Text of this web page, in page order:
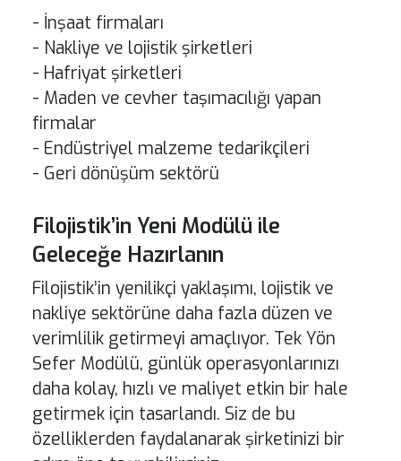
- İnşaat firmaları
- Nakliye ve lojistik şirketleri
- Hafriyat şirketleri
- Maden ve cevher taşımacılığı yapan
firmalar
- Endüstriyel malzeme tedarikçileri
- Geri dönüşüm sektörü
Filojistik’in Yeni Modülü ile
Geleceğe Hazırlanın
Filojistik’in yenilikçi yaklaşımı, lojistik ve
nakliye sektörüne daha fazla düzen ve
verimlilik getirmeyi amaçlıyor. Tek Yön
Sefer Modülü, günlük operasyonlarınızı
daha kolay, hızlı ve maliyet etkin bir hale
getirmek için tasarlandı. Siz de bu
özelliklerden faydalanarak şirketinizi bir